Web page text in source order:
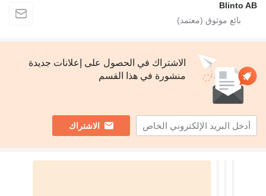
Blinto AB
الاشتراك في الحصول على إعلانات جديدة
منشورة في هذا القسم
الاشتراك